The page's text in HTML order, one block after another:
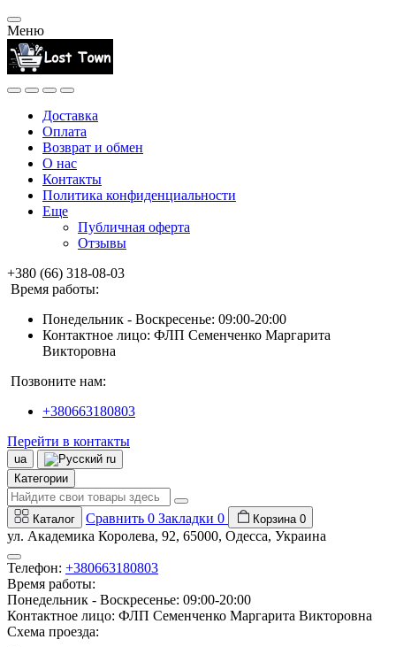
Меню
Доставка
Оплата
Возврат и обмен
О нас
Контакты
Политика конфиденциальности
Еще
Публичная оферта
Отзывы
+380 (66) 318-08-03
Время работы:
Понедельник - Воскресенье: 09:00-20:00
Контактное лицо: ФЛП Семенченко Маргарита
Викторовна
Позвоните нам:
+380663180803
Перейти в контакты
ua
ru
Категории
Каталог Сравнить 0 Закладки 0 Корзина 0
ул. Академика Королева, 92, 65000, Одесса, Украина
Телефон: +380663180803
Время работы:
Понедельник - Воскресенье: 09:00-20:00
Контактное лицо: ФЛП Семенченко Маргарита Викторовна
Схема проезда: